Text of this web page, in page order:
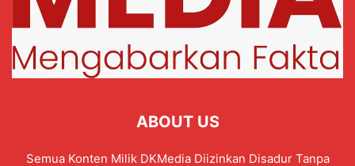
ABOUT US
Semua Konten Milik DKMedia Diizinkan Disadur Tanpa